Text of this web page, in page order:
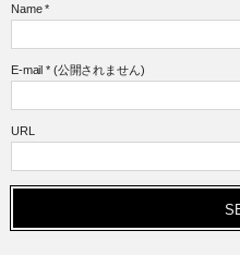
Name *
E-mail *(公開されません)
URL